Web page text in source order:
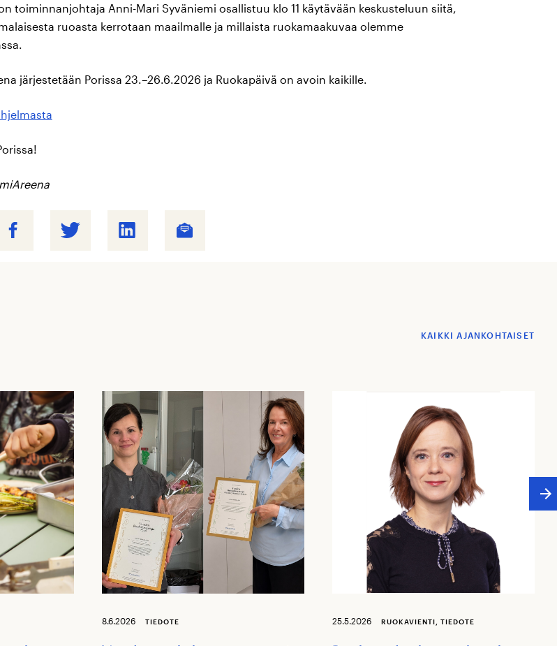
toiminnanjohtaja Anni-Mari Syväniemi osallistuu klo 11 käytävään keskusteluun siitä,
ruoasta kerrotaan maailmalle ja millaista ruokamaakuvaa olemme
järjestetään Porissa 23.–26.6.2026 ja Ruokapäivä on avoin kaikille.
KAIKKI AJANKOHTAISET
8.6.2026 TIEDOTE 25.5.2026 RUOKAVIENTI, TIEDOTE